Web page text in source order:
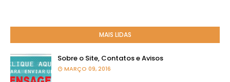
MAIS LIDAS
Sobre o Site, Contatos e Avisos
MARÇO 09, 2016